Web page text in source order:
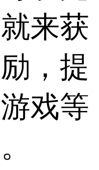
来获
，提
戏等